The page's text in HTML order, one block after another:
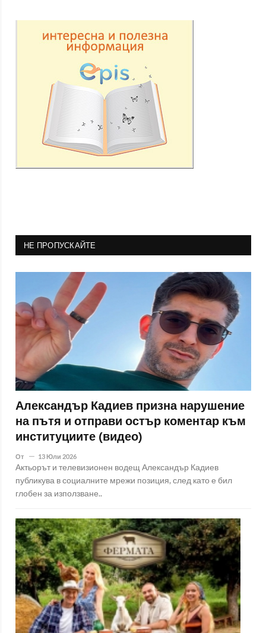
НЕ ПРОПУСКАЙТЕ
Александър Кадиев призна нарушение
на пътя и отправи остър коментар към
институциите (видео)
От 13 Юли 2026
Актьорът и телевизионен водещ Александър Кадиев
публикува в социалните мрежи позиция, след като е бил
глобен за използване..